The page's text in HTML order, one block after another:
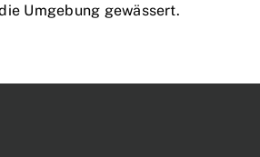
Umgebung gewässert.